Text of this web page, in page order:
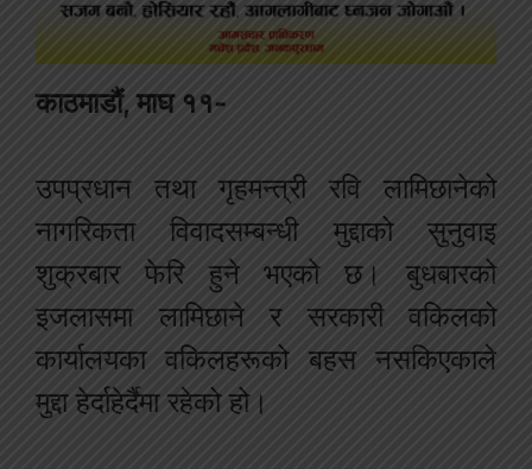
काठमाडौं, माघ ११-
उपप्रधान तथा गृहमन्त्री रवि लामिछानेको
नागरिकता विवादसम्बन्धी मुद्दाको सुनुवाइ
शुक्रबार फेरि हुने भएको छ। बुधबारको
इजलासमा लामिछाने र सरकारी वकिलको
कार्यालयका वकिलहरूको बहस नसकिएकाले
मुद्दा हेर्दाहेर्दैमा रहेको हो।